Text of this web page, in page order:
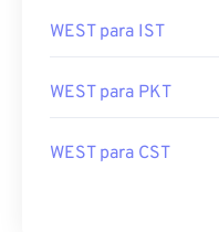
WEST para IST
WEST para PKT
WEST para CST